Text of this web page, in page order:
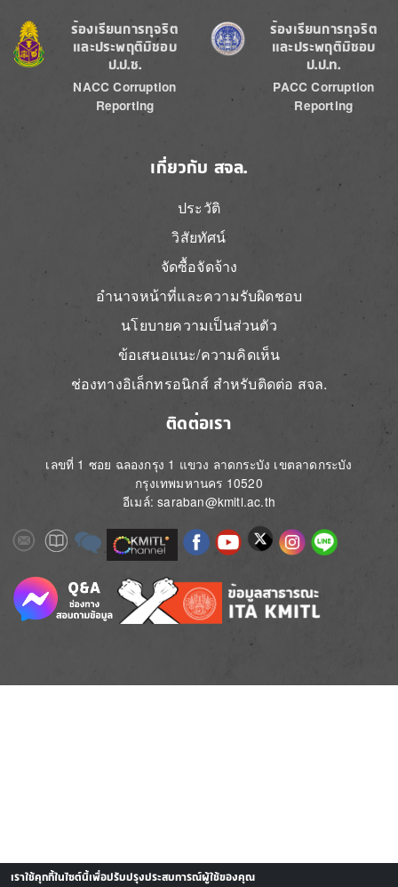
Image
ร้องเรียนการทุจริต
และประพฤติมิชอบ
ป.ป.ช.
NACC Corruption
Reporting
Image
ร้องเรียนการทุจริต
และประพฤติมิชอบ
ป.ป.ท.
PACC Corruption
Reporting
เกี่ยวกับ สจล.
ประวัติ
วิสัยทัศน์
จัดซื้อจัดจ้าง
อำนาจหน้าที่และความรับผิดชอบ
นโยบายความเป็นส่วนตัว
ข้อเสนอแนะ/ความคิดเห็น
ช่องทางอิเล็กทรอนิกส์ สำหรับติดต่อ สจล.
ติดต่อเรา
เลขที่ 1 ซอย ฉลองกรุง 1 แขวง ลาดกระบัง เขตลาดกระบัง
กรุงเทพมหานคร 10520
อีเมล์: saraban@kmitl.ac.th
ImageImageImage Image ImageImageImageImageImage
Image Image
เราใช้คุกกี้ในไซต์นี้เพื่อปรับปรุงประสบการณ์ผู้ใช้ของคุณ